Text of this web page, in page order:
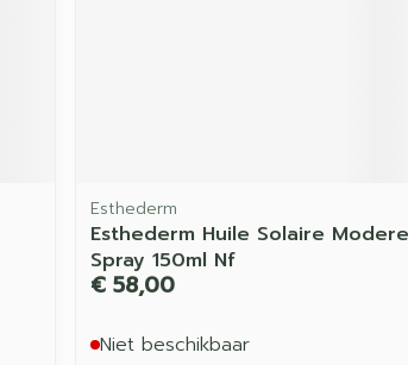
Esthederm
Esthederm Huile Solaire Modere
Spray 150ml Nf
€ 58,00
Niet beschikbaar